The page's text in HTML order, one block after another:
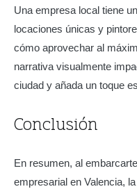
Una empresa local tiene
locaciones únicas y
cómo aprovechar al
narrativa visualmente
ciudad y añada un toque
Conclusión
En resumen, al
empresarial en Valencia,